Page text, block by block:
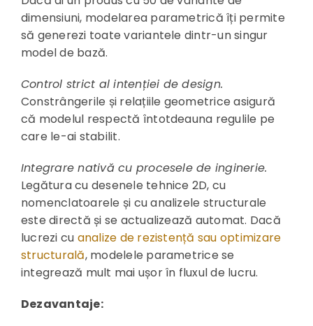
dimensiuni, modelarea parametrică îți permite
să generezi toate variantele dintr-un singur
model de bază.
Control strict al intenției de design.
Constrângerile și relațiile geometrice asigură
că modelul respectă întotdeauna regulile pe
care le-ai stabilit.
Integrare nativă cu procesele de inginerie.
Legătura cu desenele tehnice 2D, cu
nomenclatoarele și cu analizele structurale
este directă și se actualizează automat. Dacă
lucrezi cu analize de rezistență sau optimizare
structurală, modelele parametrice se
integrează mult mai ușor în fluxul de lucru.
Dezavantaje: